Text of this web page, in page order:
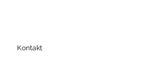
Kontakt